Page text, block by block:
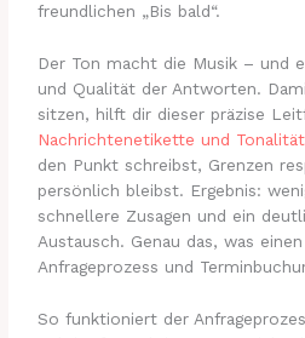
freundlichen „Bis bald“.
Der Ton macht die Musik – und
und Qualität der Antworten.
sitzen, hilft dir dieser präzise
Nachrichtenetikette und Tonalität
den Punkt schreibst, Grenzen
persönlich bleibst. Ergebnis:
schnellere Zusagen und ein
Austausch. Genau das, was
Anfrageprozess und
So funktioniert der